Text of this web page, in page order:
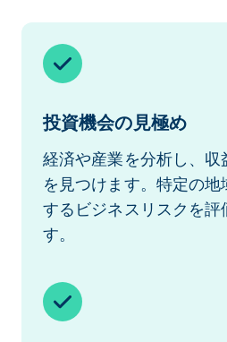
投資機会の見極め
経済や産業を分析し、
を見つけます。特定の
するビジネスリスクを評
す。